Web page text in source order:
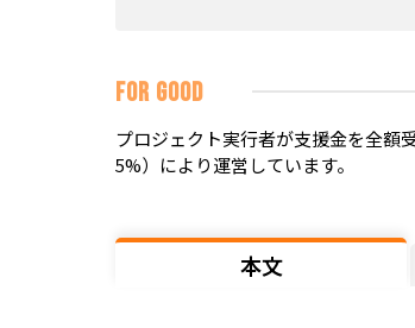
FOR GOOD
プロジェクト実行者が支援金を全額
5%）により運営しています。
本文